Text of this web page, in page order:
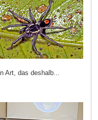
Art, das deshalb...